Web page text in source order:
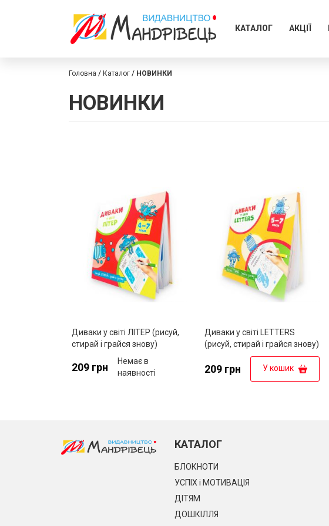
КАТАЛОГ АКЦІЇ
Головна Каталог НОВИНКИ
НОВИНКИ
Диваки у світі ЛІТЕР (рисуй,
стирай і грайся знову)
209 грн
Немає в
наявності
Диваки у світі LETTERS
(рисуй, стирай і грайся знову)
209 грн У кошик
КАТАЛОГ
БЛОКНОТИ
УСПІХ і МОТИВАЦІЯ
ДІТЯМ
ДОШКІЛЛЯ